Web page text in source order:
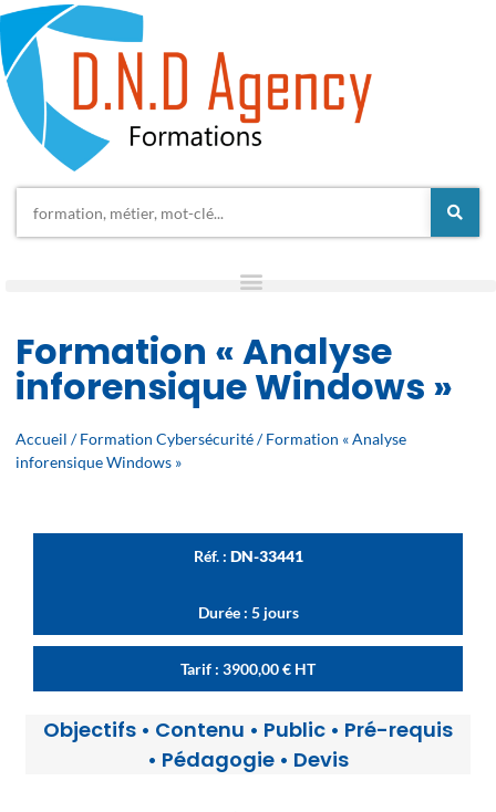
Formation « Analyse
inforensique Windows »
Accueil /Formation Cybersécurité/ Formation « Analyse
inforensique Windows »
Réf. : DN-33441
Durée : 5 jours
Tarif : 3900,00€ HT
Objectifs • Contenu • Public • Pré-requis
• Pédagogie • Devis